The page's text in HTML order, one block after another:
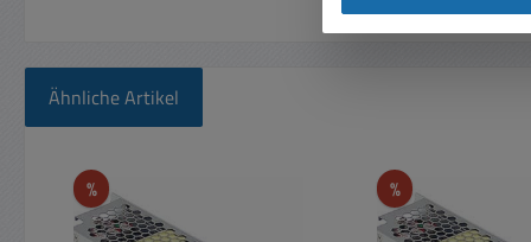
Ähnliche Artikel
Produktgalerie überspringen
%Rabatt %Rabatt